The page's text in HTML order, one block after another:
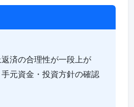
済の合理性が一段上が
元資金・投資方針の確認